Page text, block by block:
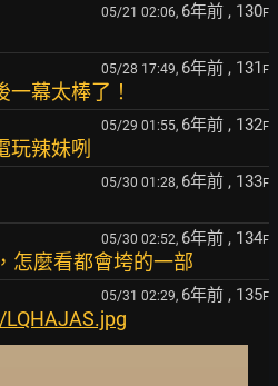
05/21 02:06, 6年前 , 130F
05/28 17:49, 6年前 , 131 F
幕太棒了！
05/29 01:55, 6年前 , 132F
玩辣妹咧
05/30 01:28, 6年前 , 133F
05/30 02:52, 6年前 , 134F
怎麼看都會垮的一部
05/31 02:29, 6年前 , 135F